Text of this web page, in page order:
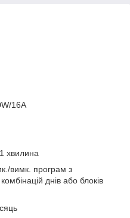
16A
хвилина
вимк. програм з
днів або блоків